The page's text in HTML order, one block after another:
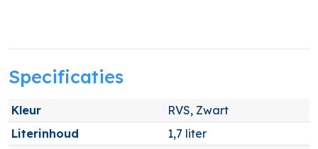
Specificaties
Kleur
RVS, Zwart
Literinhoud
1,7 liter